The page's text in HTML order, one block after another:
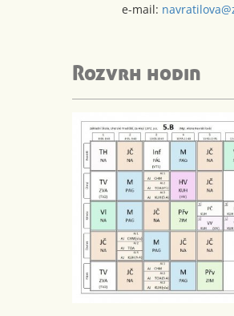
e-mail:
Rozvrh hodin